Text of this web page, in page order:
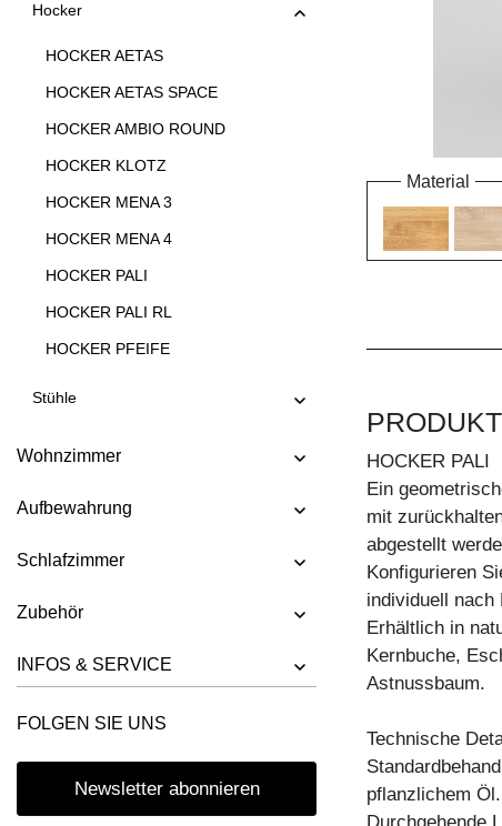
Hocker
HOCKER AETAS
HOCKER AETAS SPACE
HOCKER AMBIO ROUND
HOCKER KLOTZ
HOCKER MENA 3
HOCKER MENA 4
HOCKER PALI
HOCKER PALI RL
HOCKER PFEIFE
HOCKER TANTUM BAR
HOCKER TUBER
HOCKER UNA
Stühle
Wohnzimmer
Aufbewahrung
Schlafzimmer
Zubehör
INFOS & SERVICE
FOLGEN SIE UNS
Newsletter abonnieren
Material
HOCKER PALI
Ein
mit
abgestellt
Konfigurieren
individuell nach
Erhältlich in
Kernbuche,
Astnussbaum.
Technische
pflanzlichem Öl.